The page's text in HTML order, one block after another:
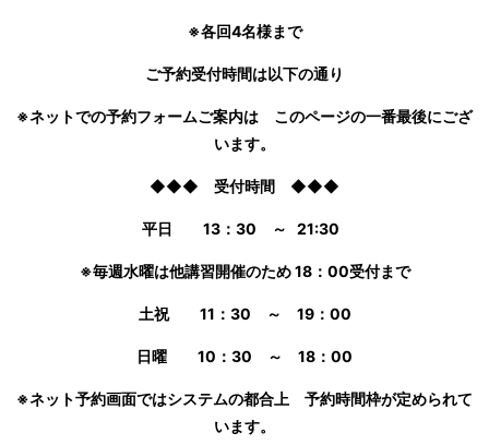
※各回4名様まで
ご予約受付時間は以下の通り
※ネットでの予約フォームご案内は このページの一番最後にござ
います。
◆◆◆ 受付時間 ◆◆◆
平日 13：30 ～ 21:30
※毎週水曜は他講習開催のため 18：00受付まで
土祝 11：30 ～ 19：00
日曜 10：30 ～ 18：00
※ネット予約画面ではシステムの都合上 予約時間枠が定められて
います。